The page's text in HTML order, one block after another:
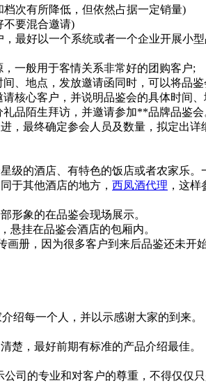
次有所降低，但依然占据一定销量)
要混合邀请)
好以一个系统或者一个企业开展小型
一般用于客情关系非常好的团购客户;
地点，发放邀请函同时，可以将品鉴
心客户，并说明品鉴会的具体时间、
陌生拜访，并邀请参加**品牌品鉴会
最终确定参会人员及数量，拟定出详
的酒店、有特色的饭店或者农家乐。
于其他酒店的地方， 西凤酒代理 ，这
象的在品鉴会现场展示。
挂在品鉴会酒店的包厢内。
，因为很多客户到来后品鉴还未开始
每一个人，并以示感谢大家的到来。
，最好前期有标准的产品介绍最佳。
的专业和对客户的尊重，不得仅仅只